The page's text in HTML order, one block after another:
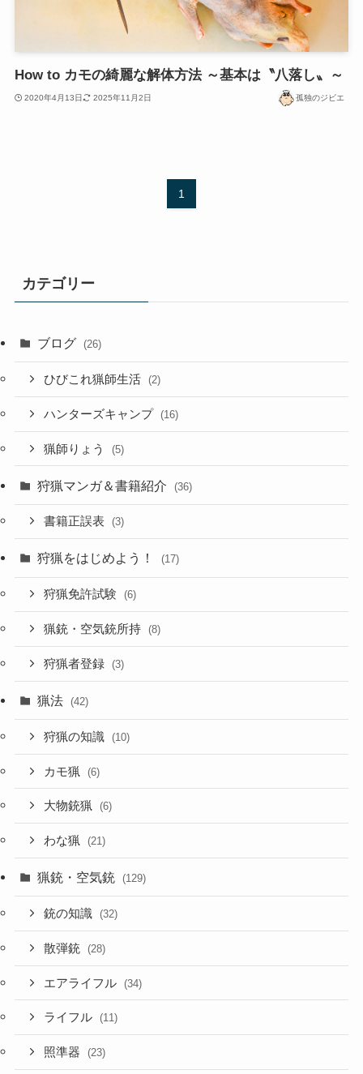
How to カモの綺麗な解体方法 ～基本は〝八落し〟～
2020年4月13日 2025年11月2日 孤独のジビエ
1
カテゴリー
ブログ (26)
ひびこれ猟師生活 (2)
ハンターズキャンプ (16)
猟師りょう (5)
狩猟マンガ＆書籍紹介 (36)
書籍正誤表 (3)
狩猟をはじめよう！ (17)
狩猟免許試験 (6)
猟銃・空気銃所持 (8)
狩猟者登録 (3)
猟法 (42)
狩猟の知識 (10)
カモ猟 (6)
大物銃猟 (6)
わな猟 (21)
猟銃・空気銃 (129)
銃の知識 (32)
散弾銃 (28)
エアライフル (34)
ライフル (11)
照準器 (23)